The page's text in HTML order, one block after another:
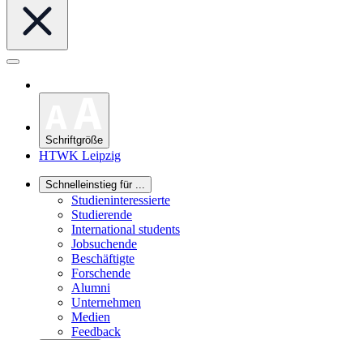
Schriftgröße
HTWK Leipzig
Schnelleinstieg für ...
Studieninteressierte
Studierende
International students
Jobsuchende
Beschäftigte
Forschende
Alumni
Unternehmen
Medien
Feedback